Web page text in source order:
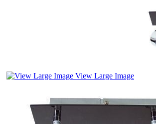
View Large Image